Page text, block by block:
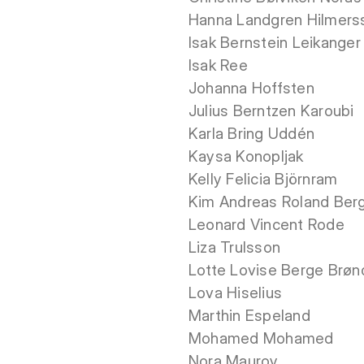
Hanna Landgren
Isak Bernstein Leikanger
Isak Ree
Johanna Hoffsten
Julius Berntzen Karoubi
Karla Bring Uddén
Kaysa Konopljak
Kelly Felicia Björnram
Kim Andreas Roland
Leonard Vincent Rode
Liza Trulsson
Lotte Lovise Berge
Lova Hiselius
Marthin Espeland
Mohamed Mohamed